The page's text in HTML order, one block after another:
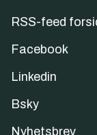
RSS-feed
Facebook
Linkedin
Bsky
Nyhetsbrev